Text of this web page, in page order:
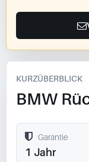
KURZÜBERBLICK
BMW
Garantie
1 Jahr